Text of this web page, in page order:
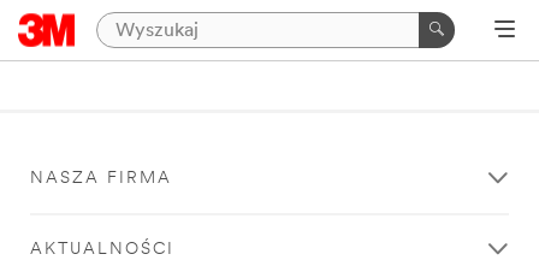
NASZA FIRMA
AKTUALNOŚCI